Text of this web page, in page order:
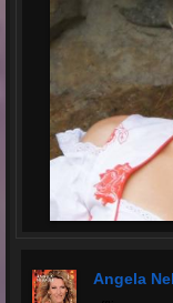
Angela